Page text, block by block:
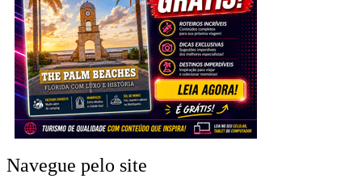
Navegue pelo site